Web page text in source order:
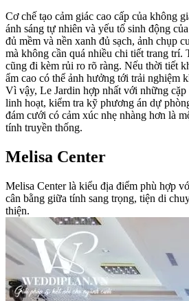
Cơ chế tạo cảm giác cao cấp của không
ánh sáng tự nhiên và yếu tố sinh động
đủ mềm và nền xanh đủ sạch, ảnh chụp
mà không cần quá nhiều chi tiết trang trí.
cũng đi kèm rủi ro rõ ràng. Nếu thời tiết
ẩm cao có thể ảnh hưởng tới trải nghiệm
Vì vậy, Le Jardin hợp nhất với những
linh hoạt, kiểm tra kỹ phương án dự
đám cưới có cảm xúc nhẹ nhàng hơn là
tính truyền thống.
Melisa Center
Melisa Center là kiểu địa điểm phù hợp
cân bằng giữa tính sang trọng, tiện di
thiện.